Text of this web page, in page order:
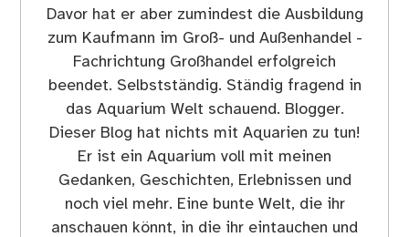
Davor hat er aber zumindest die Ausbildung
zum Kaufmann im Groß- und Außenhandel -
Fachrichtung Großhandel erfolgreich
beendet. Selbstständig. Ständig fragend in
das Aquarium Welt schauend. Blogger.
Dieser Blog hat nichts mit Aquarien zu tun!
Er ist ein Aquarium voll mit meinen
Gedanken, Geschichten, Erlebnissen und
noch viel mehr. Eine bunte Welt, die ihr
anschauen könnt, in die ihr eintauchen und